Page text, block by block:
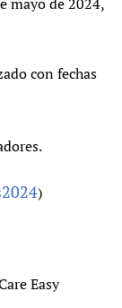
con fechas
)
Easy